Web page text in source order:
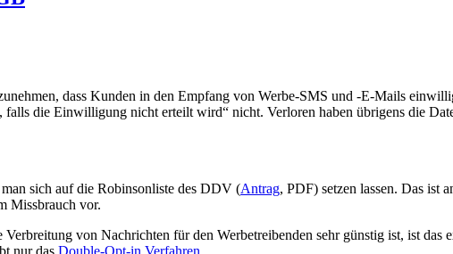
dass Kunden in den Empfang von Werbe-SMS und -E-Mails
die Einwilligung nicht erteilt wird“ nicht. Verloren haben übrigens die
sich auf die Robinsonliste des DDV (Antrag, PDF) setzen lassen. Das ist
Missbrauch vor.
von Nachrichten für den Werbetreibenden sehr günstig ist, ist das
nur das Double-Opt-in Verfahren